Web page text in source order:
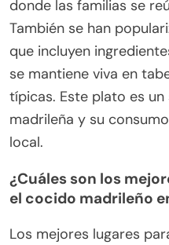
donde las familias se
También se han
que incluyen
se mantiene viva en
típicas. Este plato es
madrileña y su
local.
¿Cuáles son los
el cocido madrileño
Los mejores lugares